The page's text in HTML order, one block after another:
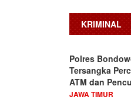
KRIMINAL
Polres
Tersangka
ATM dan
JAWA TIMUR